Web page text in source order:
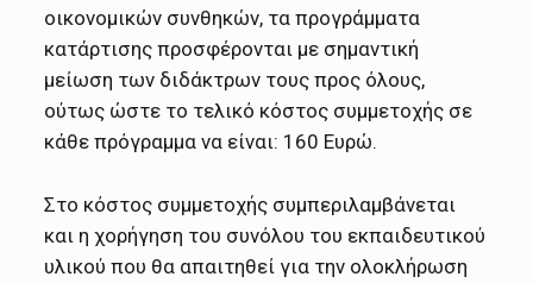
οικονομικών συνθηκών, τα προγράμματα
κατάρτισης προσφέρονται με σημαντική
μείωση των διδάκτρων τους προς όλους,
ούτως ώστε το τελικό κόστος συμμετοχής σε
κάθε πρόγραμμα να είναι: 160 Ευρώ.
Στο κόστος συμμετοχής συμπεριλαμβάνεται
και η χορήγηση του συνόλου του εκπαιδευτικού
υλικού που θα απαιτηθεί για την ολοκλήρωση